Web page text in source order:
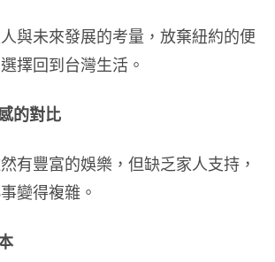
與未來發展的考量，放棄紐約的便
擇回到台灣生活。
的對比
有豐富的娛樂，但缺乏家人支持，
變得複雜。